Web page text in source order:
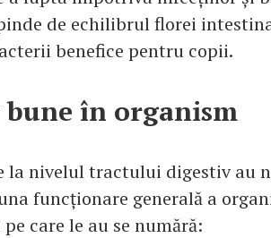
de echilibrul florei
benefice pentru copii.
în organism
la nivelul tractului digestiv au
funcționare generală a
care le au se numără: